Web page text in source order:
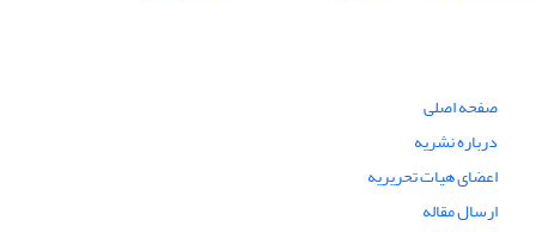
صفحه اصلی
درباره نشریه
اعضای هیات تحریریه
ارسال مقاله